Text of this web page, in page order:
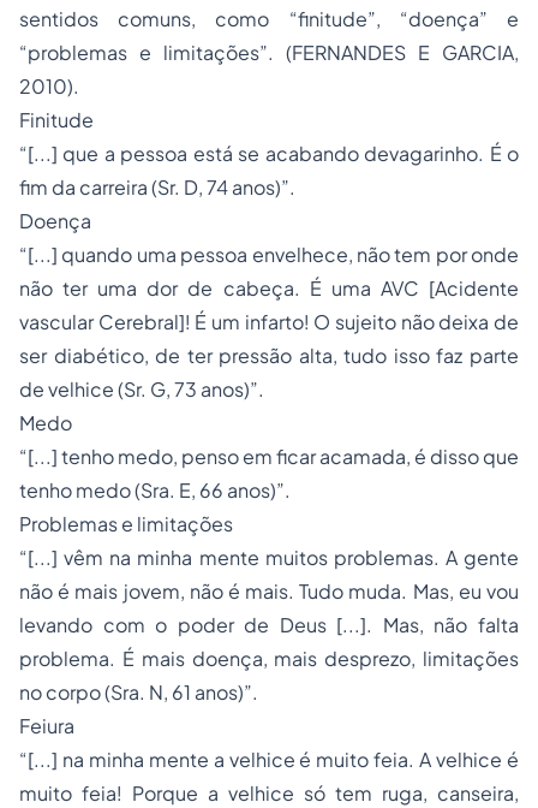
sentidos comuns, como “finitude”, “doença” e
“problemas e limitações”. (FERNANDES E GARCIA,
2010).
Finitude
“[...] que a pessoa está se acabando devagarinho. É o
fim da carreira (Sr. D, 74 anos)”.
Doença
“[...] quando uma pessoa envelhece, não tem por onde
não ter uma dor de cabeça. É uma AVC [Acidente
vascular Cerebral]! É um infarto! O sujeito não deixa de
ser diabético, de ter pressão alta, tudo isso faz parte
de velhice (Sr. G, 73 anos)”.
Medo
“[...] tenho medo, penso em ficar acamada, é disso que
tenho medo (Sra. E, 66 anos)”.
Problemas e limitações
“[...] vêm na minha mente muitos problemas. A gente
não é mais jovem, não é mais. Tudo muda. Mas, eu vou
levando com o poder de Deus [...]. Mas, não falta
problema. É mais doença, mais desprezo, limitações
no corpo (Sra. N, 61 anos)”.
Feiura
“[...] na minha mente a velhice é muito feia. A velhice é
muito feia! Porque a velhice só tem ruga, canseira,